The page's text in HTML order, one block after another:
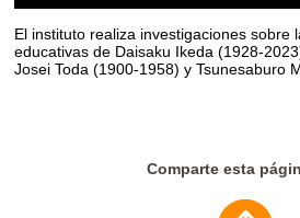
El instituto realiza investigaciones sobre
educativas de Daisaku Ikeda (1928-
Josei Toda (1900-1958) y Tsunesaburo
Comparte esta